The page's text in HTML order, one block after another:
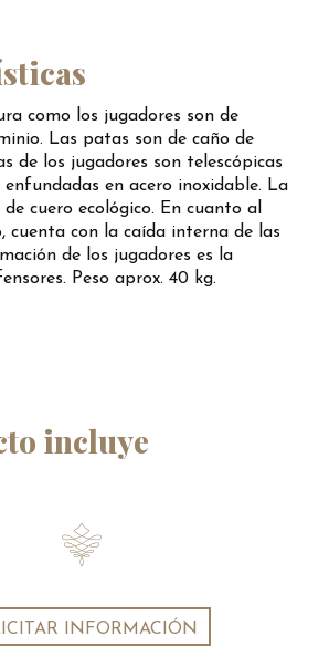
como los jugadores son de
Las patas son de caño de
de los jugadores son telescópicas
en acero inoxidable. La
de cuero ecológico. En cuanto al
cuenta con la caída interna de las
de los jugadores es la
Peso aprox. 40 kg.
incluye
INFORMACIÓN